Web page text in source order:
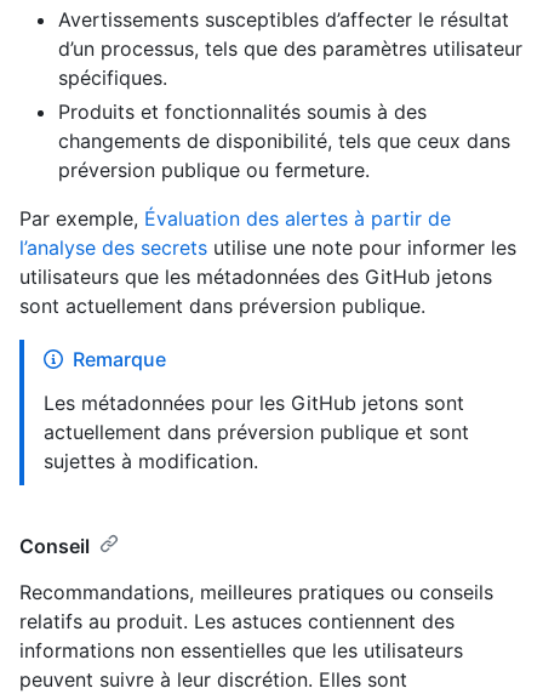
Avertissements susceptibles d’affecter le résultat
d’un processus, tels que des paramètres utilisateur
spécifiques.
Produits et fonctionnalités soumis à des
changements de disponibilité, tels que ceux dans
préversion publique ou fermeture.
Par exemple, Évaluation des alertes à partir de
l’analyse des secrets utilise une note pour informer les
utilisateurs que les métadonnées des GitHub jetons
sont actuellement dans préversion publique.
Remarque
Les métadonnées pour les GitHub jetons sont
actuellement dans préversion publique et sont
sujettes à modification.
Conseil
Recommandations, meilleures pratiques ou conseils
relatifs au produit. Les astuces contiennent des
informations non essentielles que les utilisateurs
peuvent suivre à leur discrétion. Elles sont